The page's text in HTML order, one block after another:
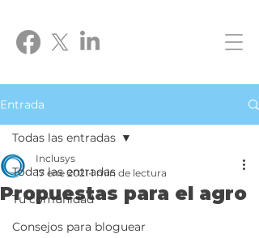
Entrada
Todas las entradas
Tu comunidad
Consejos para bloguear
Todas las entradas
Propuestas para el agro
Inclusys
17 ene 2021 1 min de lectura